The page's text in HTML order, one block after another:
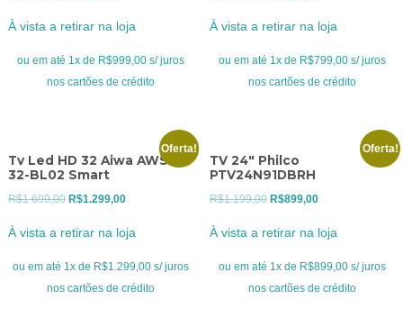
era:
R$1.399,00.
atual
é:
R$999,00.
À vista a retirar na loja
ou em até 1x de R$999,00 s/ juros
nos cartões de crédito
era:
R$1.599,00.
atual
é:
R$799,00.
À vista a retirar na loja
ou em até 1x de R$799,00 s/ juros
nos cartões de crédito
Oferta!
Tv Led HD 32 Aiwa AWS-
32-BL02 Smart
R$1.699,00 O
era:
R$1.699,00.
R$1.299,00O
atual
é:
R$1.299,00.
À vista a retirar na loja
ou em até 1x de R$1.299,00 s/ juros
nos cartões de crédito
Oferta!
TV 24″ Philco
PTV24N91DBRH
R$1.199,00 O
era:
R$1.199,00.
R$899,00O
atual
é:
R$899,00.
À vista a retirar na loja
ou em até 1x de R$899,00 s/ juros
nos cartões de crédito